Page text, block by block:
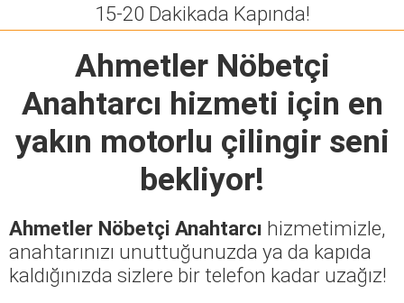
15-20 Dakikada Kapında!
Ahmetler Nöbetçi
Anahtarcı hizmeti için en
yakın motorlu çilingir seni
bekliyor!
Ahmetler Nöbetçi Anahtarcı hizmetimizle,
anahtarınızı unuttuğunuzda ya da kapıda
kaldığınızda sizlere bir telefon kadar uzağız!